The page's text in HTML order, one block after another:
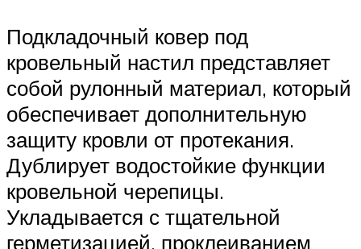
Подкладочный ковер под
кровельный настил представляет
собой рулонный материал, который
обеспечивает дополнительную
защиту кровли от протекания.
Дублирует водостойкие функции
кровельной черепицы.
Укладывается с тщательной
герметизацией, проклеиванием